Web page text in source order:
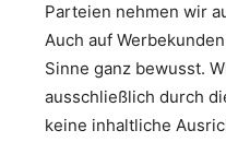
Parteien nehmen wir
Auch auf
Sinne ganz bewusst.
ausschließlich durch
keine inhaltliche